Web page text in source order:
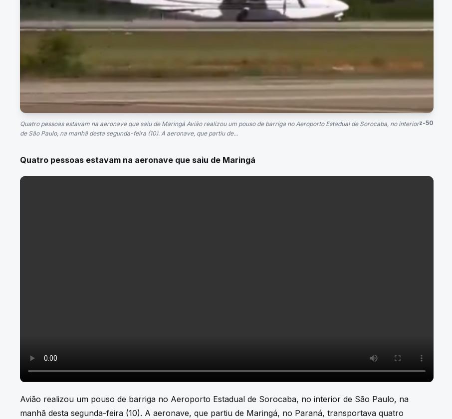
Quatro pessoas estavam na aeronave que saiu de Maringá Avião realizou um pouso de barriga no Aeroporto Estadual de Sorocaba, no interior
de São Paulo, na manhã desta segunda-feira (10). A aeronave, que partiu de...
z-50
Quatro pessoas estavam na aeronave que saiu de Maringá
Avião realizou um pouso de barriga no Aeroporto Estadual de Sorocaba, no interior de São Paulo, na
manhã desta segunda-feira (10). A aeronave, que partiu de Maringá, no Paraná, transportava quatro